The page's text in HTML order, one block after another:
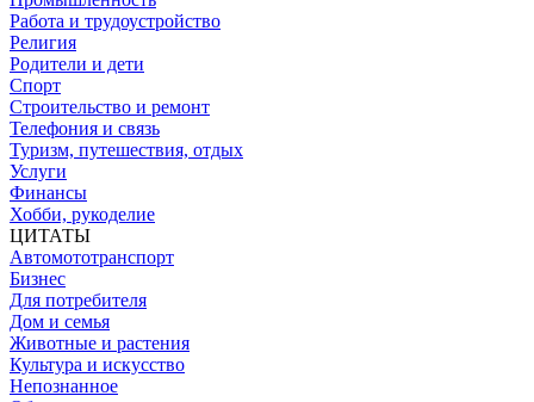
Работа и трудоустройство
Религия
Родители и дети
Спорт
Строительство и ремонт
Телефония и связь
Туризм, путешествия, отдых
Услуги
Финансы
Хобби, рукоделие
ЦИТАТЫ
Автомототранспорт
Бизнес
Для потребителя
Дом и семья
Животные и растения
Культура и искусство
Непознанное